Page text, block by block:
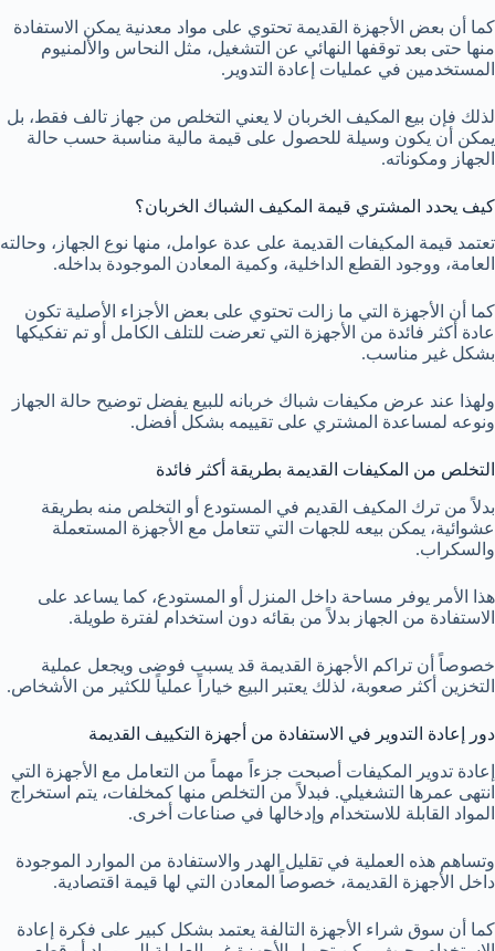
كما أن بعض الأجهزة القديمة تحتوي على مواد معدنية يمكن الاستفادة
منها حتى بعد توقفها النهائي عن التشغيل، مثل النحاس والألمنيوم
المستخدمين في عمليات إعادة التدوير.
لذلك فإن بيع المكيف الخربان لا يعني التخلص من جهاز تالف فقط، بل
يمكن أن يكون وسيلة للحصول على قيمة مالية مناسبة حسب حالة
الجهاز ومكوناته.
كيف يحدد المشتري قيمة المكيف الشباك الخربان؟
تعتمد قيمة المكيفات القديمة على عدة عوامل، منها نوع الجهاز، وحالته
العامة، ووجود القطع الداخلية، وكمية المعادن الموجودة بداخله.
كما أن الأجهزة التي ما زالت تحتوي على بعض الأجزاء الأصلية تكون
عادة أكثر فائدة من الأجهزة التي تعرضت للتلف الكامل أو تم تفكيكها
بشكل غير مناسب.
ولهذا عند عرض مكيفات شباك خربانه للبيع يفضل توضيح حالة الجهاز
ونوعه لمساعدة المشتري على تقييمه بشكل أفضل.
التخلص من المكيفات القديمة بطريقة أكثر فائدة
بدلاً من ترك المكيف القديم في المستودع أو التخلص منه بطريقة
عشوائية، يمكن بيعه للجهات التي تتعامل مع الأجهزة المستعملة
والسكراب.
هذا الأمر يوفر مساحة داخل المنزل أو المستودع، كما يساعد على
الاستفادة من الجهاز بدلاً من بقائه دون استخدام لفترة طويلة.
خصوصاً أن تراكم الأجهزة القديمة قد يسبب فوضى ويجعل عملية
التخزين أكثر صعوبة، لذلك يعتبر البيع خياراً عملياً للكثير من الأشخاص.
دور إعادة التدوير في الاستفادة من أجهزة التكييف القديمة
إعادة تدوير المكيفات أصبحت جزءاً مهماً من التعامل مع الأجهزة التي
انتهى عمرها التشغيلي. فبدلاً من التخلص منها كمخلفات، يتم استخراج
المواد القابلة للاستخدام وإدخالها في صناعات أخرى.
وتساهم هذه العملية في تقليل الهدر والاستفادة من الموارد الموجودة
داخل الأجهزة القديمة، خصوصاً المعادن التي لها قيمة اقتصادية.
كما أن سوق شراء الأجهزة التالفة يعتمد بشكل كبير على فكرة إعادة